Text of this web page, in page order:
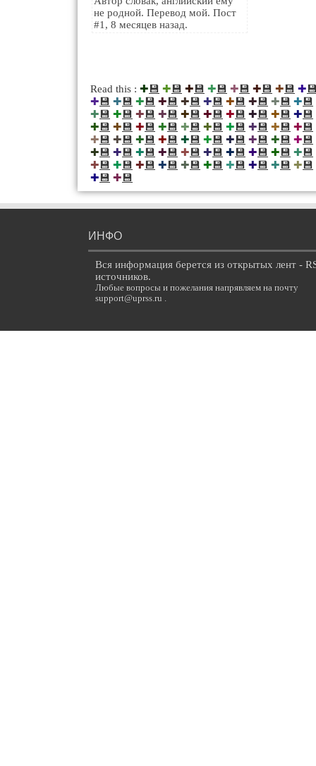
не родной. Перевод мой. Пост
#1, 8 месяцев назад.
Read this : ✚💾 ✚💾 ✚💾 ✚💾 ✚💾 ✚💾 ✚💾 ✚
✚💾 ✚💾 ✚💾 ✚💾 ✚💾 ✚💾 ✚💾 ✚💾 ✚💾 ✚💾
✚💾 ✚💾 ✚💾 ✚💾 ✚💾 ✚💾 ✚💾 ✚💾 ✚💾 ✚💾
✚💾 ✚💾 ✚💾 ✚💾 ✚💾 ✚💾 ✚💾 ✚💾 ✚💾 ✚💾
✚💾 ✚💾 ✚💾 ✚💾 ✚💾 ✚💾 ✚💾 ✚💾 ✚💾 ✚💾
✚💾 ✚💾 ✚💾 ✚💾 ✚💾 ✚💾 ✚💾 ✚💾 ✚💾 ✚💾
✚💾 ✚💾 ✚💾 ✚💾 ✚💾 ✚💾 ✚💾 ✚💾 ✚💾 ✚💾
✚💾 ✚💾
ИНФО
Вся информация берется из открытых лент -
источников.
Любые вопросы и пожелания напрявляем на почту
support@uprss.ru .